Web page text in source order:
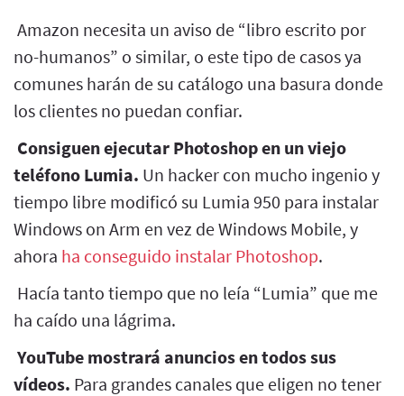
Amazon necesita un aviso de “libro escrito por
no-humanos” o similar, o este tipo de casos ya
comunes harán de su catálogo una basura donde
los clientes no puedan confiar.
Consiguen ejecutar Photoshop en un viejo
teléfono Lumia. Un hacker con mucho ingenio y
tiempo libre modificó su Lumia 950 para instalar
Windows on Arm en vez de Windows Mobile, y
ahora ha conseguido instalar Photoshop.
Hacía tanto tiempo que no leía “Lumia” que me
ha caído una lágrima.
YouTube mostrará anuncios en todos sus
vídeos. Para grandes canales que eligen no tener